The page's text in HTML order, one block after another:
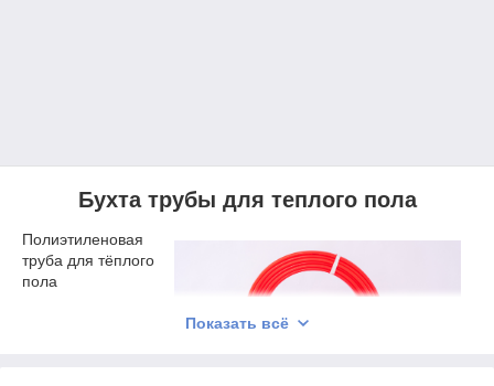
Бухта трубы для теплого пола
Полиэтиленовая
труба для тёплого
пола
Показать всё